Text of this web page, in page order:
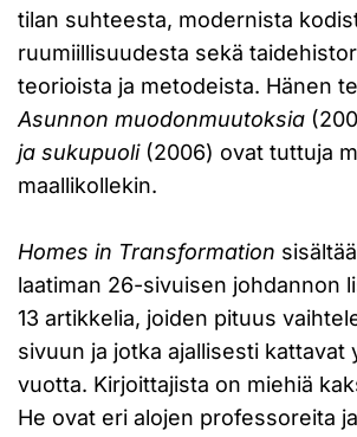
tilan suhteesta, modernista
ruumiillisuudesta sekä
teorioista ja metodeista. Hänen
Asunnon muodonmuutoksia
ja sukupuoli(2006) ovat tuttuja
maallikollekin.
Homes in Transformation
laatiman 26-sivuisen johdannon
13 artikkelia, joiden pituus
sivuun ja jotka ajallisesti kattavat
vuotta. Kirjoittajista on miehiä
He ovat eri alojen professoreita